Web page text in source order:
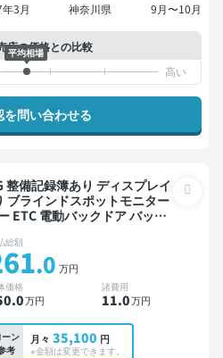
3月 神奈川県 9月〜10月
店の価格との比較
平均相場
を問い合わせる
ブラインドスポットモニター
ETC 電動バックドア バック
総額
.0 万円
価格
.0万円
諸費用
11.0万円
ーン
考
月々 35,100 円
※金額は変更できます。